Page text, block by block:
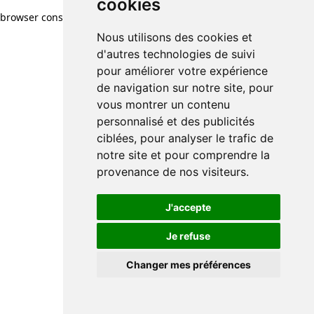
cookies
Nous utilisons des cookies et
d'autres technologies de suivi
pour améliorer votre expérience
de navigation sur notre site, pour
vous montrer un contenu
personnalisé et des publicités
ciblées, pour analyser le trafic de
notre site et pour comprendre la
provenance de nos visiteurs.
J'accepte
Je refuse
Changer mes préférences
browser console for more information)